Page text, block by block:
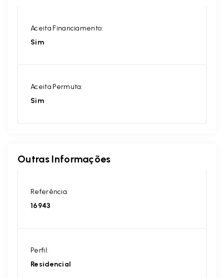
Aceita Financiamento:
Sim
Aceita Permuta:
Sim
Outras Informações
Referência:
16943
Perfil:
Residencial